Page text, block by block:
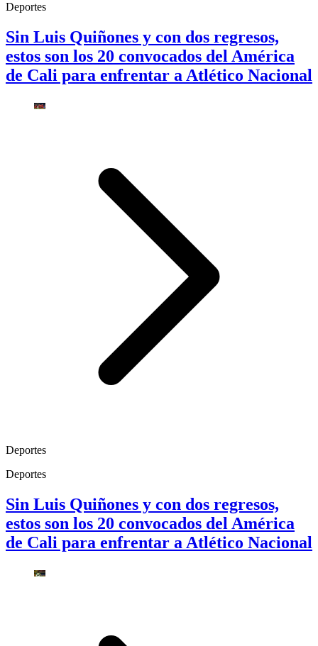
Deportes
Sin Luis Quiñones y con dos regresos,
estos son los 20 convocados del América
de Cali para enfrentar a Atlético Nacional
Deportes
Deportes
Sin Luis Quiñones y con dos regresos,
estos son los 20 convocados del América
de Cali para enfrentar a Atlético Nacional